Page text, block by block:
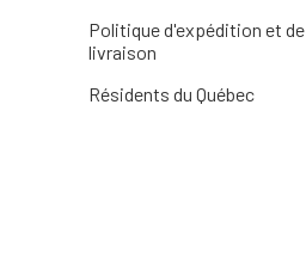
Politique d'expédition et de
livraison
Résidents du Québec